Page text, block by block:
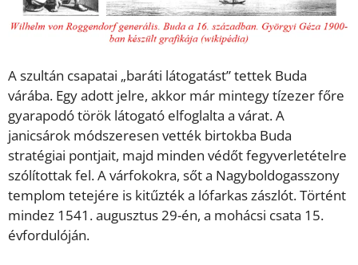
A szultán csapatai „baráti látogatást” tettek Buda
várába. Egy adott jelre, akkor már mintegy tízezer főre
gyarapodó török látogató elfoglalta a várat. A
janicsárok módszeresen vették birtokba Buda
stratégiai pontjait, majd minden védőt fegyverletételre
szólítottak fel. A várfokokra, sőt a Nagyboldogasszony
templom tetejére is kitűzték a lófarkas zászlót. Történt
mindez 1541. augusztus 29-én, a mohácsi csata 15.
évfordulóján.